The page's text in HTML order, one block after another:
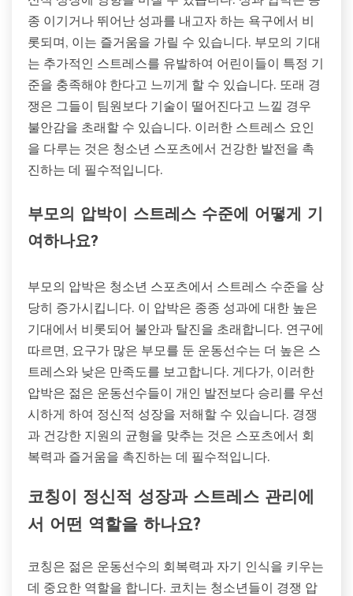
종 이기거나 뛰어난 성과를 내고자 하는 욕구에서 비
롯되며, 이는 즐거움을 가릴 수 있습니다. 부모의 기대
는 추가적인 스트레스를 유발하여 어린이들이 특정 기
준을 충족해야 한다고 느끼게 할 수 있습니다. 또래 경
쟁은 그들이 팀원보다 기술이 떨어진다고 느낄 경우
불안감을 초래할 수 있습니다. 이러한 스트레스 요인
을 다루는 것은 청소년 스포츠에서 건강한 발전을 촉
진하는 데 필수적입니다.
부모의 압박이 스트레스 수준에 어떻게 기
여하나요?
부모의 압박은 청소년 스포츠에서 스트레스 수준을 상
당히 증가시킵니다. 이 압박은 종종 성과에 대한 높은
기대에서 비롯되어 불안과 탈진을 초래합니다. 연구에
따르면, 요구가 많은 부모를 둔 운동선수는 더 높은 스
트레스와 낮은 만족도를 보고합니다. 게다가, 이러한
압박은 젊은 운동선수들이 개인 발전보다 승리를 우선
시하게 하여 정신적 성장을 저해할 수 있습니다. 경쟁
과 건강한 지원의 균형을 맞추는 것은 스포츠에서 회
복력과 즐거움을 촉진하는 데 필수적입니다.
코칭이 정신적 성장과 스트레스 관리에
서 어떤 역할을 하나요?
코칭은 젊은 운동선수의 회복력과 자기 인식을 키우는
데 중요한 역할을 합니다. 코치는 청소년들이 경쟁 압